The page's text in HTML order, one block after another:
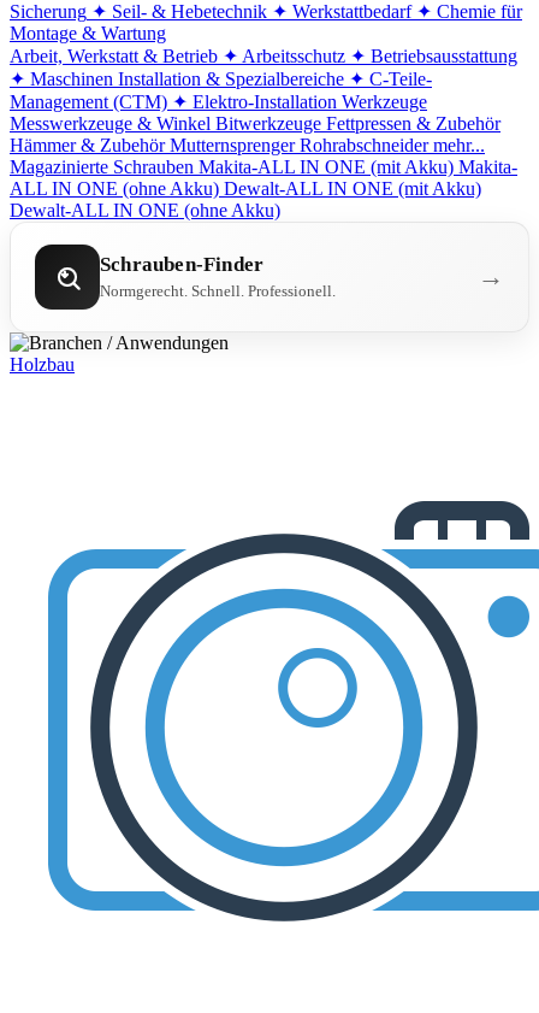
Sicherung ✦ Seil- & Hebetechnik ✦ Werkstattbedarf ✦ Chemie für
Montage & Wartung
Arbeit, Werkstatt & Betrieb ✦ Arbeitsschutz ✦ Betriebsausstattung
✦ Maschinen Installation & Spezialbereiche ✦ C-Teile-
Management (CTM) ✦ Elektro-Installation Werkzeuge
Messwerkzeuge & Winkel Bitwerkzeuge Fettpressen & Zubehör
Hämmer & Zubehör Mutternsprenger Rohrabschneider mehr...
Magazinierte Schrauben Makita-ALL IN ONE (mit Akku) Makita-
ALL IN ONE (ohne Akku) Dewalt-ALL IN ONE (mit Akku)
Dewalt-ALL IN ONE (ohne Akku)
Schrauben-Finder
Normgerecht. Schnell. Professionell. →
Holzbau